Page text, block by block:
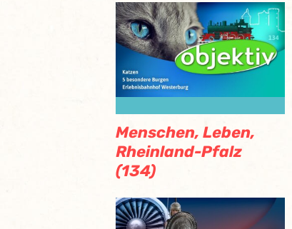
Menschen, Leben,
Rheinland-Pfalz
(134)